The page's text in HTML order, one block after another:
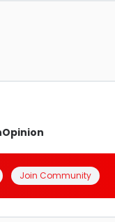
Opinion
Join Community